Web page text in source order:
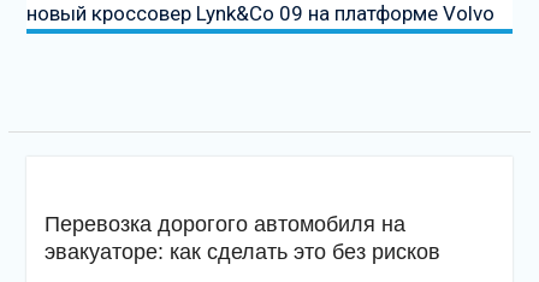
новый кроссовер Lynk&Co 09 на платформе Volvo
Перевозка дорогого автомобиля на
эвакуаторе: как сделать это без рисков